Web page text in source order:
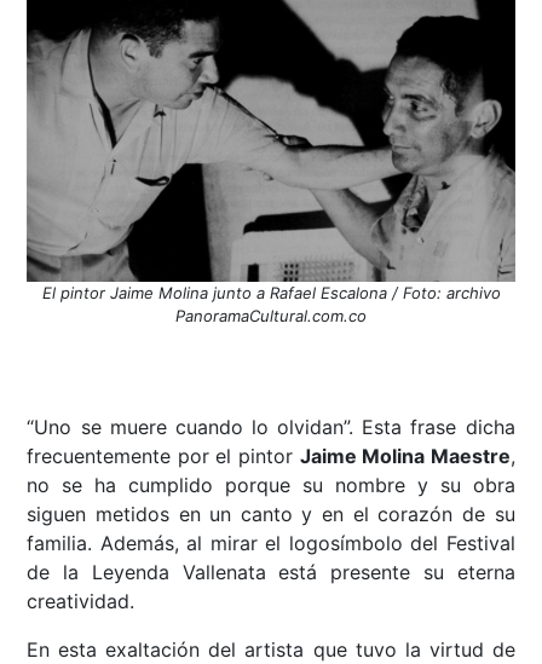
El pintor Jaime Molina junto a Rafael Escalona / Foto: archivo
PanoramaCultural.com.co
“Uno se muere cuando lo olvidan”. Esta frase dicha
frecuentemente por el pintor Jaime Molina Maestre,
no se ha cumplido porque su nombre y su obra
siguen metidos en un canto y en el corazón de su
familia. Además, al mirar el logosímbolo del Festival
de la Leyenda Vallenata está presente su eterna
creatividad.
En esta exaltación del artista que tuvo la virtud de